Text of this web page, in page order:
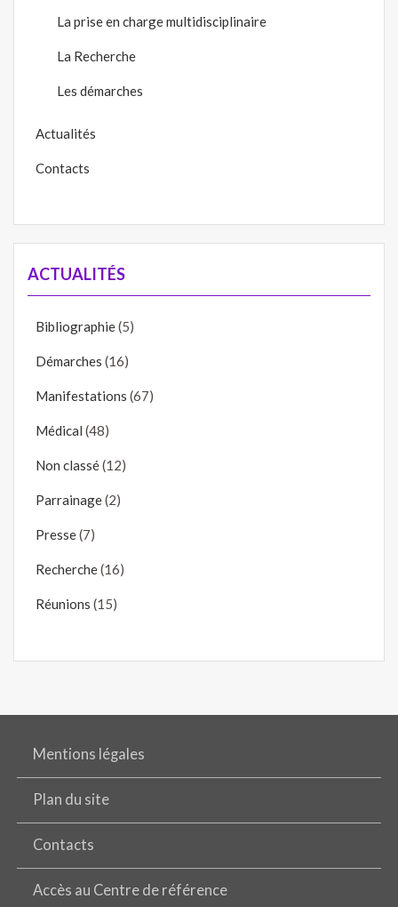
La prise en charge multidisciplinaire
La Recherche
Les démarches
Actualités
Contacts
ACTUALITÉS
Bibliographie(5)
Démarches (16)
Manifestations (67)
Médical (48)
Non classé(12)
Parrainage(2)
Presse(7)
Recherche(16)
Réunions (15)
Mentions légales
Plan du site
Contacts
Accès au Centre de référence